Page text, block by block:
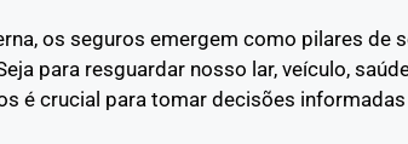
os seguros emergem como pilares
para resguardar nosso lar, veículo,
é crucial para tomar decisões